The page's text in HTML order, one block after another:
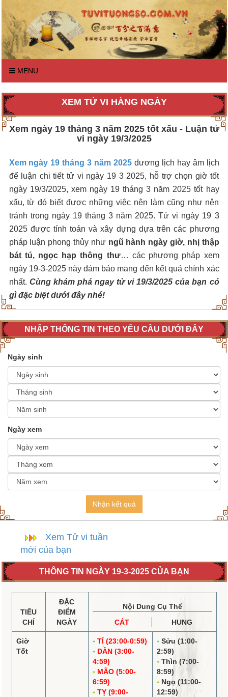
MENU
XEM TỬ VI HÀNG NGÀY
Xem ngày 19 tháng 3 năm 2025 tốt xấu - Luận tử
vi ngày 19/3/2025
Xem ngày 19 tháng 3 năm 2025dương lịch hay âm lịch
để luận chi tiết tử vi ngày 19 3 2025, hỗ trợ chọn giờ tốt
ngày 19/3/2025, xem ngày 19 tháng 3 năm 2025 tốt hay
xấu, từ đó biết được những việc nên làm cũng như nên
tránh trong ngày 19 tháng 3 năm 2025. Tử vi ngày 19 3
2025 được tính toán và xây dựng dựa trên các phương
pháp luận phong thủy như ngũ hành ngày giờ, nhị thập
bát tú, ngọc hạp thông thư… các phương pháp xem
ngày 19-3-2025 này đảm bảo mang đến kết quả chính xác
nhất. Cùng khám phá ngay tử vi 19/3/2025 của bạn có
gì đặc biệt dưới đây nhé!
NHẬP THÔNG TIN THEO YÊU CẦU DƯỚI ĐÂY
Ngày sinh
Ngày xem
Nhận kết quả
Xem Tử vi tuần
mới của bạn
THÔNG TIN NGÀY 19-3-2025 CỦA BẠN
TIÊU
CHÍ
ĐẶC
ĐIỂM
NGÀY
Nội Dung Cụ Thể
CÁT
HUNG
Giờ
Tốt
TÍ (23:00-0:59)
DẦN (3:00-
4:59)
MÃO (5:00-
6:59)
TỴ (9:00-
Sửu (1:00-
2:59)
Thìn (7:00-
8:59)
Ngọ (11:00-
12:59)